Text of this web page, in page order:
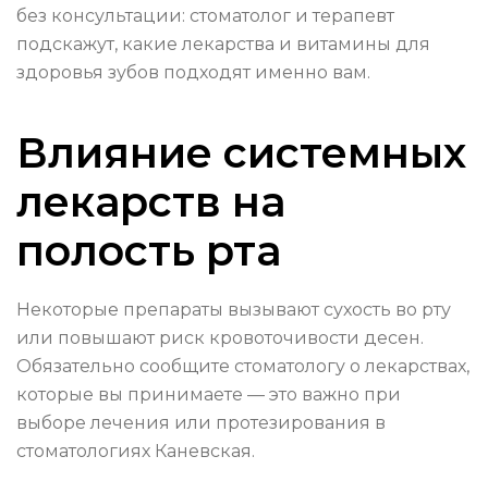
без консультации: стоматолог и терапевт
подскажут, какие лекарства и витамины для
здоровья зубов подходят именно вам.
Влияние системных
лекарств на
полость рта
Некоторые препараты вызывают сухость во рту
или повышают риск кровоточивости десен.
Обязательно сообщите стоматологу о лекарствах,
которые вы принимаете — это важно при
выборе лечения или протезирования в
стоматологиях Каневская.